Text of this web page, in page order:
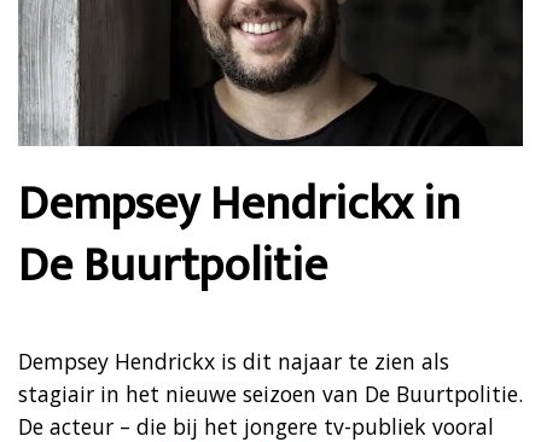
Dempsey Hendrickx in
De Buurtpolitie
Dempsey Hendrickx is dit najaar te zien als
stagiair in het nieuwe seizoen van De Buurtpolitie.
De acteur – die bij het jongere tv-publiek vooral